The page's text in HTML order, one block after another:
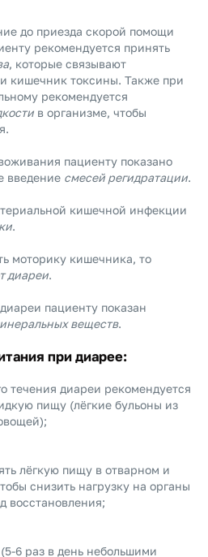
до приезда скорой помощи
рекомендуется принять
, которые связывают
кишечник токсины. Также при
рекомендуется
в организме, чтобы
пациенту показано
введение смесей регидратации.
кишечной инфекции
.
моторику кишечника, то
диареи.
пациенту показан
веществ.
при диарее:
течения диареи рекомендуется
пищу (лёгкие бульоны из
лёгкую пищу в отварном и
снизить нагрузку на органы
восстановления;
6 раз в день небольшими